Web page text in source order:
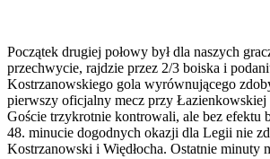
Początek drugiej połowy był dla naszych
przechwycie, rajdzie przez 2/3 boiska i
Kostrzanowskiego gola wyrównującego
pierwszy oficjalny mecz przy
Goście trzykrotnie kontrowali, ale bez efektu
48. minucie dogodnych okazji dla Legii nie
Kostrzanowski i Więdłocha. Ostatnie minuty